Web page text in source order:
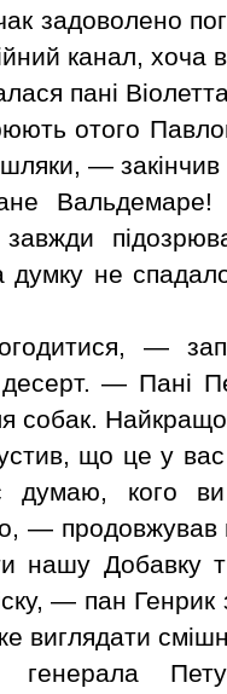
задоволено
канал, хоча
пані
отого
—
Вальдемаре!
думку не
—
десерт. — Пані
собак.
що це у вас
кого ви
—
нашу Добавку
— пан Генрик
виглядати
генерала